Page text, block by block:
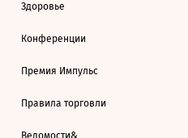
Здоровье
Конференции
Премия Импульс
Правила торговли
Ведомости&